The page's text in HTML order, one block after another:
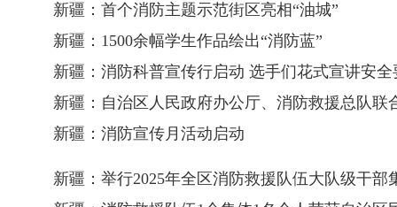
新疆：首个消防主题示范街区亮相“油城”
新疆：1500余幅学生作品绘出“消防蓝”
新疆：消防科普宣传行启动 选手们花式宣讲安全
新疆：自治区人民政府办公厅、消防救援总队联
新疆：消防宣传月活动启动
新疆：举行2025年全区消防救援队伍大队级干部